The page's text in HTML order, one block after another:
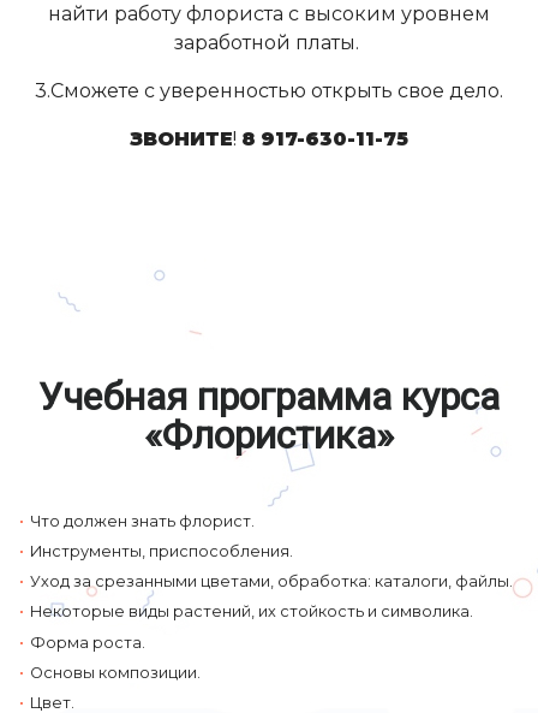
найти работу флориста с высоким уровнем
заработной платы.
3.Сможете с уверенностью открыть свое дело.
ЗВОНИТЕ! 8 917-630-11-75
Учебная программа курса
«Флористика»
Что должен знать флорист.
Инструменты, приспособления.
Уход за срезанными цветами, обработка: каталоги, файлы.
Некоторые виды растений, их стойкость и символика.
Форма роста.
Основы композиции.
Цвет.